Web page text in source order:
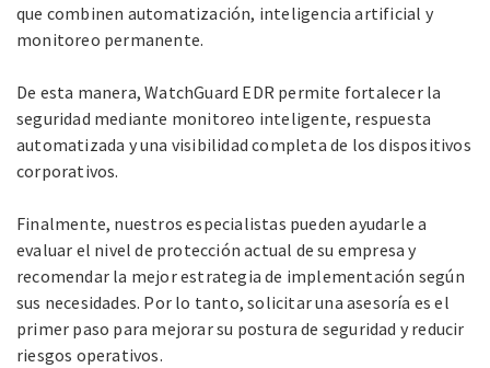
que combinen automatización, inteligencia artificial y
monitoreo permanente.
De esta manera, WatchGuard EDR permite fortalecer la
seguridad mediante monitoreo inteligente, respuesta
automatizada y una visibilidad completa de los dispositivos
corporativos.
Finalmente, nuestros especialistas pueden ayudarle a
evaluar el nivel de protección actual de su empresa y
recomendar la mejor estrategia de implementación según
sus necesidades. Por lo tanto, solicitar una asesoría es el
primer paso para mejorar su postura de seguridad y reducir
riesgos operativos.